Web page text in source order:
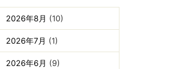
2026年8月 (10)
2026年7月 (1)
2026年6月 (9)